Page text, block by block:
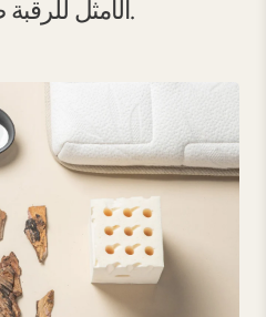
الأمثل للرقبة طوال الليل.